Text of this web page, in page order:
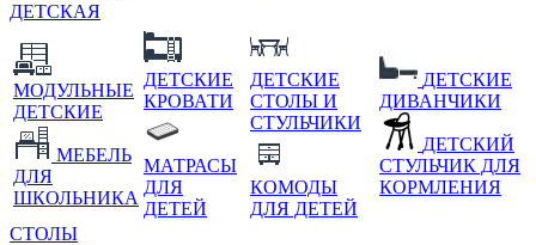
ДЕТСКАЯ
МОДУЛЬНЫЕ
ДЕТСКИЕ
МЕБЕЛЬ
ДЛЯ
ШКОЛЬНИКА
ДЕТСКИЕ
КРОВАТИ
МАТРАСЫ
ДЛЯ
ДЕТЕЙ
ДЕТСКИЕ
СТОЛЫ И
СТУЛЬЧИКИ
КОМОДЫ
ДЛЯ ДЕТЕЙ
ДЕТСКИЕ
ДИВАНЧИКИ
ДЕТСКИЙ
СТУЛЬЧИК ДЛЯ
КОРМЛЕНИЯ
СТОЛЫ